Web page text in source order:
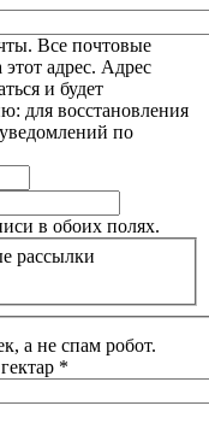
Все почтовые
этот адрес. Адрес
и будет
для восстановления
по
в обоих полях.
рассылки
а не спам робот.
*